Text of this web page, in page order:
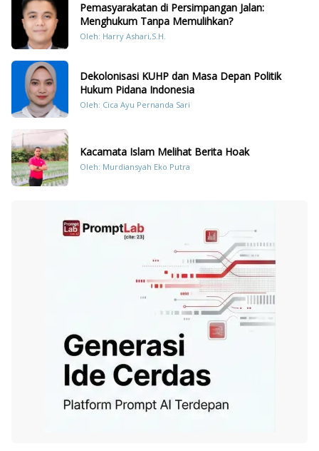
Pemasyarakatan di Persimpangan Jalan:
Menghukum Tanpa Memulihkan?
Oleh: Harry Ashari,S.H.
Dekolonisasi KUHP dan Masa Depan Politik
Hukum Pidana Indonesia
Oleh: Cica Ayu Pernanda Sari
Kacamata Islam Melihat Berita Hoak
Oleh: Murdiansyah Eko Putra